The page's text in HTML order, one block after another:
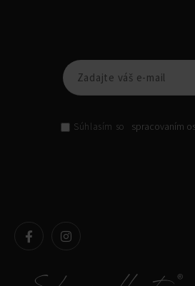
Súhlasím so spracovaním